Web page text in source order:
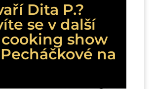
Dita P.?
se v další
show
na